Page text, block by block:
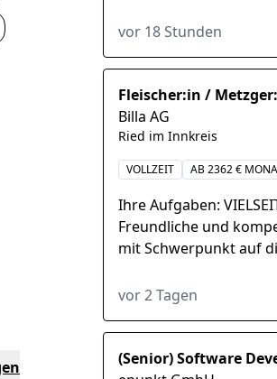
vor 18 Stunden
Fleischer:in /
Billa AG
Ried im Innkreis
VOLLZEIT AB 2362 €
Ihre Aufgaben:
Freundliche und
mit Schwerpunkt auf
Anwendung vertiefter...
vor 2 Tagen
(Senior) Software